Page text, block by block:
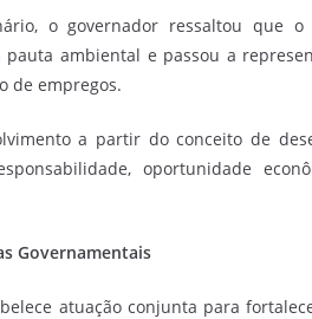
o governador ressaltou que o
ambiental e passou a
de empregos.
a partir do conceito de
oportunidade
Governamentais
atuação conjunta para